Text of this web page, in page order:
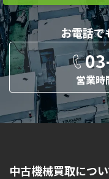
お電話で
営業
中古機械買取につ